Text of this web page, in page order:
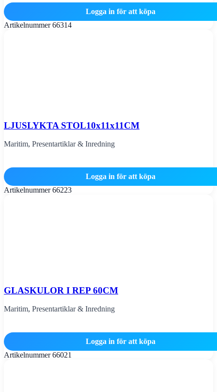
Logga in för att köpa
Artikelnummer66314
LJUSLYKTA STOL10x11x11CM
Maritim, Presentartiklar & Inredning
Logga in för att köpa
Artikelnummer66223
GLASKULOR I REP 60CM
Maritim, Presentartiklar & Inredning
Logga in för att köpa
Artikelnummer66021